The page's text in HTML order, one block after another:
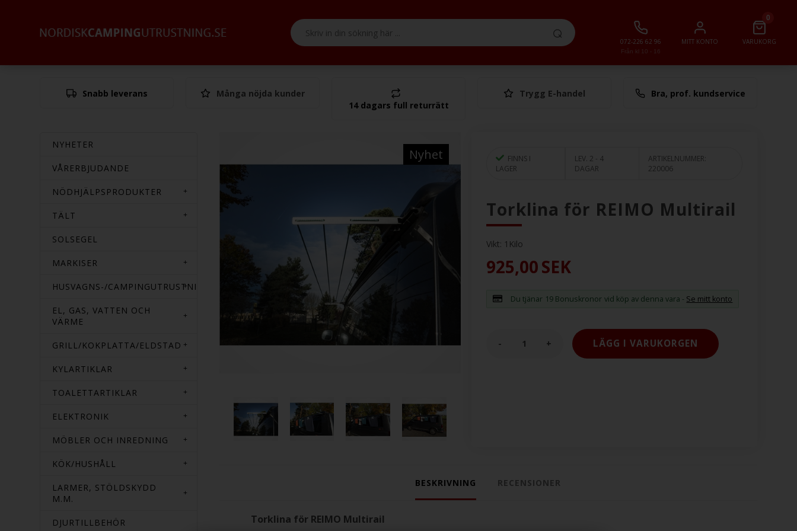
Från kl 10 - 16
072-226 62 96 MITT KONTO
0
VARUKORG
Totalt 0,00 SEK
Snabb leverans
Många nöjda kunder
14 dagars full returrätt
Trygg E-handel Bra, prof. kundservice
NYHETER
VÅRERBJUDANDE
NÖDHJÄLPSPRODUKTER
TÄLT
SOLSEGEL
MARKISER
HUSVAGNS-/CAMPINGUTRUSTNING
EL, GAS, VATTEN OCH
VÄRME
GRILL/KOKPLATTA/ELDSTAD
KYLARTIKLAR
TOALETTARTIKLAR
ELEKTRONIK
MÖBLER OCH INREDNING
KÖK/HUSHÅLL
LARMER, STÖLDSKYDD
M.M.
DJURTILLBEHÖR
Nyhet
FINNS I
LAGER
LEV. 2 - 4
DAGAR
ARTIKELNUMMER:
220006
Torklina för REIMO Multirail
Vikt: 1 Kilo
925,00SEK
Du tjänar 19 Bonuskronor vid köp av denna vara - Se mitt konto
- +
BESKRIVNING RECENSIONER
Torklina för REIMO Multirail